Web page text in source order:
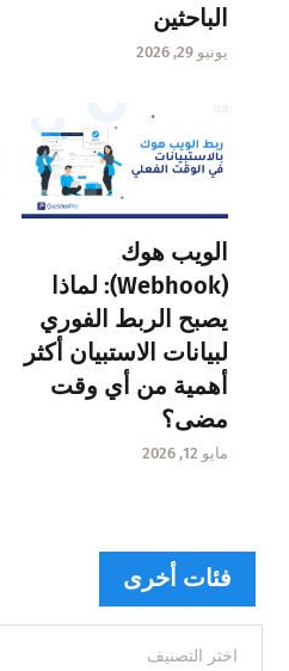
الباحثين
يونيو 29, 2026
الويب هوك
(Webhook): لماذا
يصبح الربط الفوري
لبيانات الاستبيان أكثر
أهمية من أي وقت
مضى؟
مايو 12, 2026
فئات أخرى
أخرى